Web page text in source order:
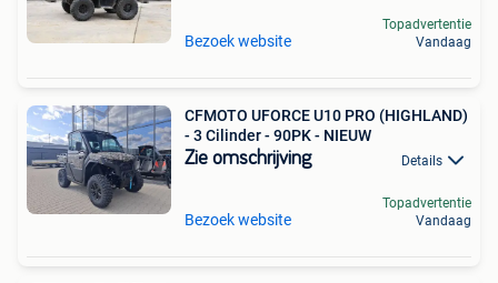
Bezoek website
Topadvertentie
Vandaag
CFMOTO UFORCE U10 PRO (HIGHLAND)
- 3 Cilinder - 90PK - NIEUW
Zie omschrijving Details
Bezoek website
Topadvertentie
Vandaag